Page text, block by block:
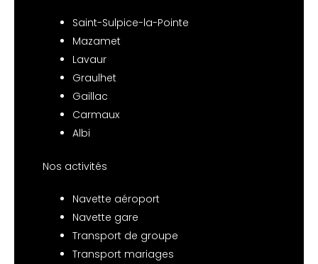
Saint-Sulpice-la-Pointe
Mazamet
Lavaur
Graulhet
Gaillac
Carmaux
Albi
Nos activités
Navette aéroport
Navette gare
Transport de groupe
Transport mariages